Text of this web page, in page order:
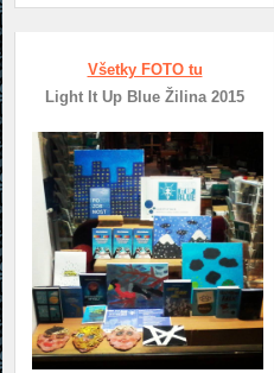
Všetky FOTO tu
Light It Up Blue Žilina 2015